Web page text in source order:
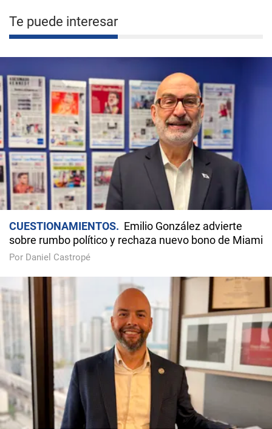
Te puede interesar
CUESTIONAMIENTOS
Emilio González advierte
sobre rumbo político y rechaza nuevo bono de Miami
Por Daniel Castropé